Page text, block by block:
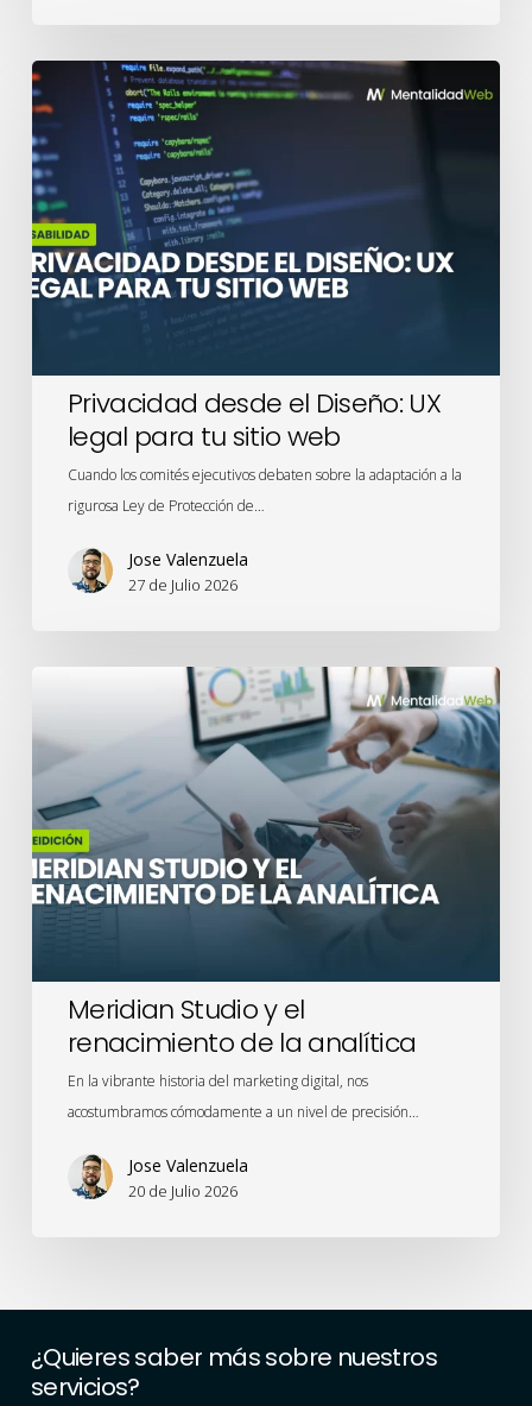
Privacidad
desde
el
Diseño:
UX
legal
para
tu
Privacidad desde el Diseño: UX
legal para tu sitio web
Cuando los comités ejecutivos debaten sobre la adaptación a la
rigurosa Ley de Protección de…
Jose Valenzuela
27 de Julio 2026
y
renacimiento
de
la
analítica
Meridian Studio y el
renacimiento de la analítica
En la vibrante historia del marketing digital, nos
acostumbramos cómodamente a un nivel de precisión…
Jose Valenzuela
20 de Julio 2026
¿Quieressaber mássobre nuestros
servicios?